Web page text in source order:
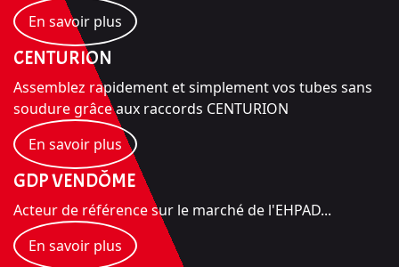
En savoir plus
CENTURION
Assemblez rapidement et simplement vos tubes sans
soudure grâce aux raccords CENTURION
En savoir plus
GDP VENDÔME
Acteur de référence sur le marché de l'EHPAD...
En savoir plus